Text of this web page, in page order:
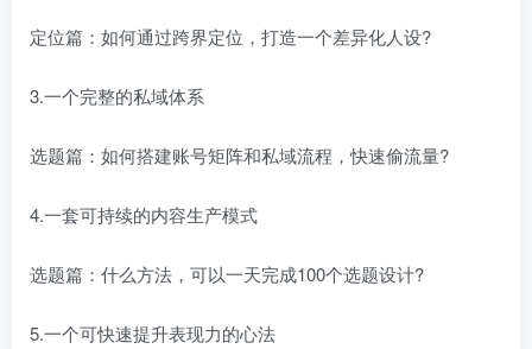
定位篇：如何通过跨界定位，打造一个差异化人设?
3.一个完整的私域体系
选题篇：如何搭建账号矩阵和私域流程，快速偷流量?
4.一套可持续的内容生产模式
选题篇：什么方法，可以一天完成100个选题设计?
5.一个可快速提升表现力的心法